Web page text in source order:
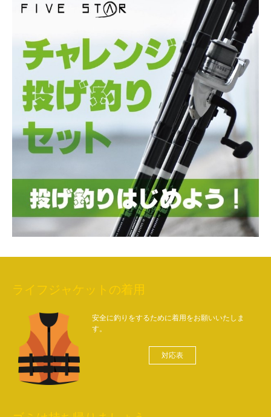
ライフジャケットの着用
安全に釣りをするために着用をお願いいたしま
す。
対応表